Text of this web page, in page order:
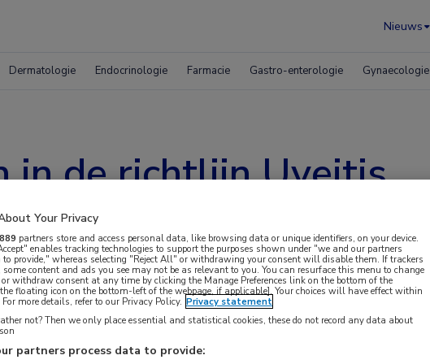
Nieuws
Dermatologie Endocrinologie Farmacie Gastro-enterologie Gynaecologie
in de richtlijn Uveitis
nieuwe modules. Naast geactualiseerde
de plaats van b/tsDMARD’s ten
multidisciplinaire zorg.
Your Privacy
889 partners store and access personal data, like browsing data or unique identifiers, on your device.
enables tracking technologies to support the purposes shown under "we and our partners
to provide," whereas selecting "Reject All" or withdrawing your consent will disable them. If trackers
some content and ads you see may not be as relevant to you. You can resurface this menu to change
or withdraw consent at any time by clicking the Manage Preferences link on the bottom of the
floating icon on the bottom-left of the webpage, if applicable]. Your choices will have effect within
more details, refer to our Privacy Policy. Privacy statement
not? Then we only place essential and statistical cookies, these do not record any data about
partners process data to provide: